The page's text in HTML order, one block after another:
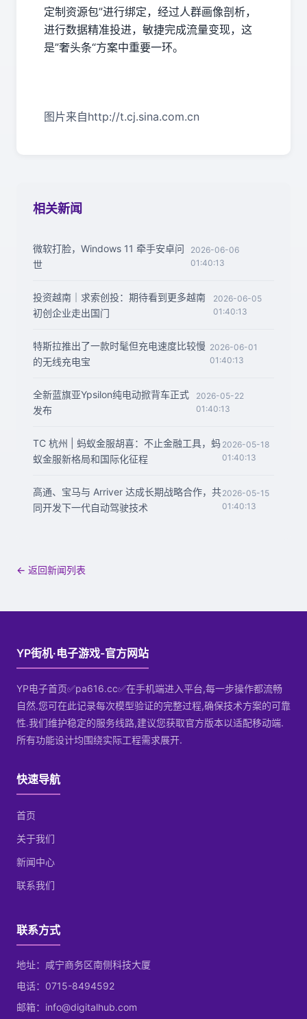
定制资源包”进行绑定，经过人群画像剖析，
进行数据精准投进，敏捷完成流量变现，这
是”奢头条“方案中重要一环。
图片来自http://t.cj.sina.com.cn
相关新闻
微软打脸，Windows 11 牵手安卓问
世
2026-06-06
01:40:13
投资越南｜求索创投：期待看到更多越南
初创企业走出国门
2026-06-05
01:40:13
特斯拉推出了一款时髦但充电速度比较慢
的无线充电宝
2026-06-01
01:40:13
全新蓝旗亚Ypsilon纯电动掀背车正式
发布
2026-05-22
01:40:13
TC 杭州 | 蚂蚁金服胡喜：不止金融工具，蚂
蚁金服新格局和国际化征程
2026-05-18
01:40:13
高通、宝马与 Arriver 达成长期战略合作，共
同开发下一代自动驾驶技术
2026-05-15
01:40:13
← 返回新闻列表
YP街机·电子游戏-官方网站
YP电子首页✅pa616.cc✅在手机端进入平台,每一步操作都流畅
自然.您可在此记录每次模型验证的完整过程,确保技术方案的可靠
性.我们维护稳定的服务线路,建议您获取官方版本以适配移动端.
所有功能设计均围绕实际工程需求展开.
快速导航
首页
关于我们
新闻中心
联系我们
联系方式
地址：咸宁商务区南侧科技大厦
电话：0715-8494592
邮箱：info@digitalhub.com